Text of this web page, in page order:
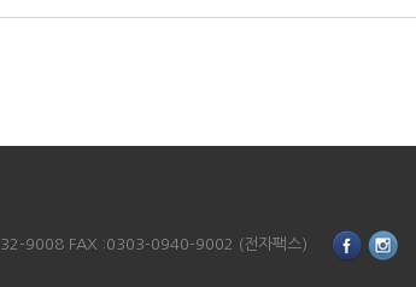
9008 FAX :0303-0940-9002 (전자팩스)